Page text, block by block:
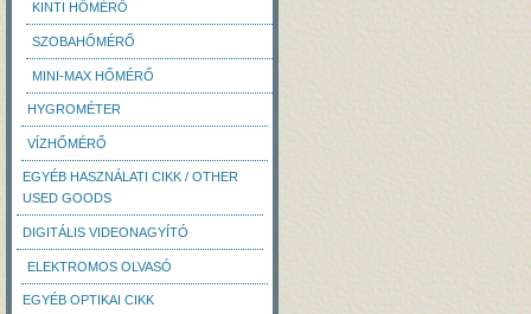
KINTI HŐMÉRŐ
SZOBAHŐMÉRŐ
MINI-MAX HŐMÉRŐ
HYGROMÉTER
VÍZHŐMÉRŐ
EGYÉB HASZNÁLATI CIKK / OTHER
USED GOODS
DIGITÁLIS VIDEONAGYÍTÓ
ELEKTROMOS OLVASÓ
EGYÉB OPTIKAI CIKK